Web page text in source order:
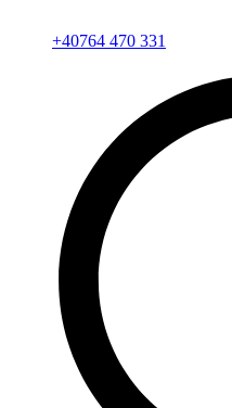
+40764 470 331